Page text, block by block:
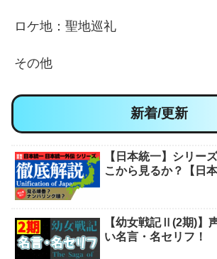
ロケ地：聖地巡礼
その他
新着/更新
【日本統一】シリー
こから見るか？【日
【幼女戦記Ⅱ(2期)】
い名言・名セリフ！